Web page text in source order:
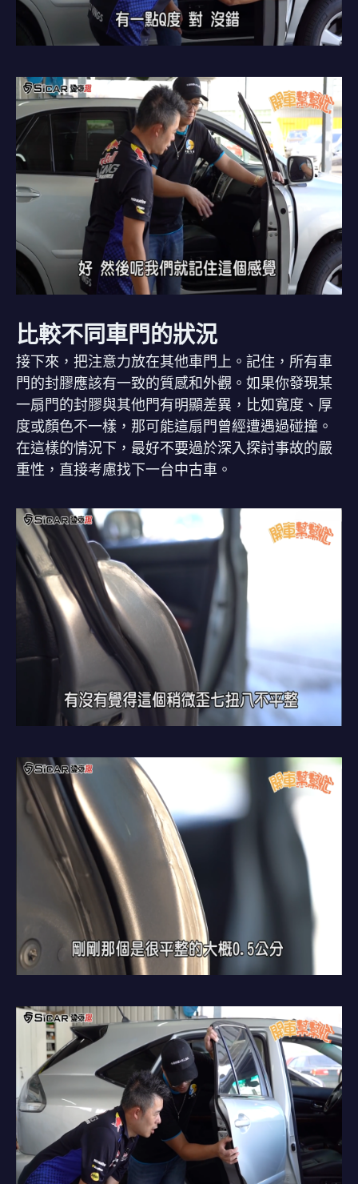
比較不同車門的狀況
接下來，把注意力放在其他車門上。記住，所有車
門的封膠應該有一致的質感和外觀。如果你發現某
一扇門的封膠與其他門有明顯差異，比如寬度、厚
度或顏色不一樣，那可能這扇門曾經遭遇過碰撞。
在這樣的情況下，最好不要過於深入探討事故的嚴
重性，直接考慮找下一台中古車。